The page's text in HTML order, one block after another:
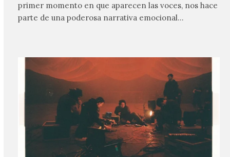
primer momento en que aparecen las voces, nos hace
parte de una poderosa narrativa emocional…